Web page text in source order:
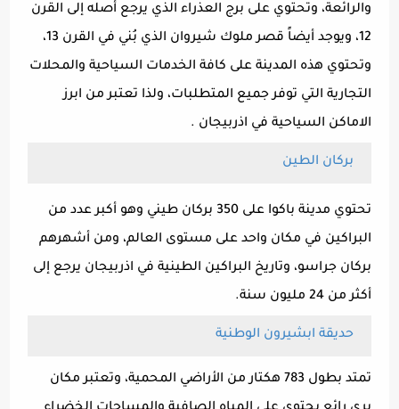
والرائعة، وتحتوي على برج العذراء الذي يرجع أصله إلى القرن
12، ويوجد أيضاً قصر ملوك شيروان الذي بُني في القرن 13،
وتحتوي هذه المدينة على كافة الخدمات السياحية والمحلات
التجارية التي توفر جميع المتطلبات، ولذا تعتبر من ابرز
الاماكن السياحية في اذربيجان .
بركان الطين
تحتوي مدينة باكوا على 350 بركان طيني وهو أكبر عدد من
البراكين في مكان واحد على مستوى العالم، ومن أشهرهم
بركان جراسو، وتاريخ البراكين الطينية في اذربيجان يرجع إلى
أكثر من 24 مليون سنة.
حديقة ابشيرون الوطنية
تمتد بطول 783 هكتار من الأراضي المحمية، وتعتبر مكان